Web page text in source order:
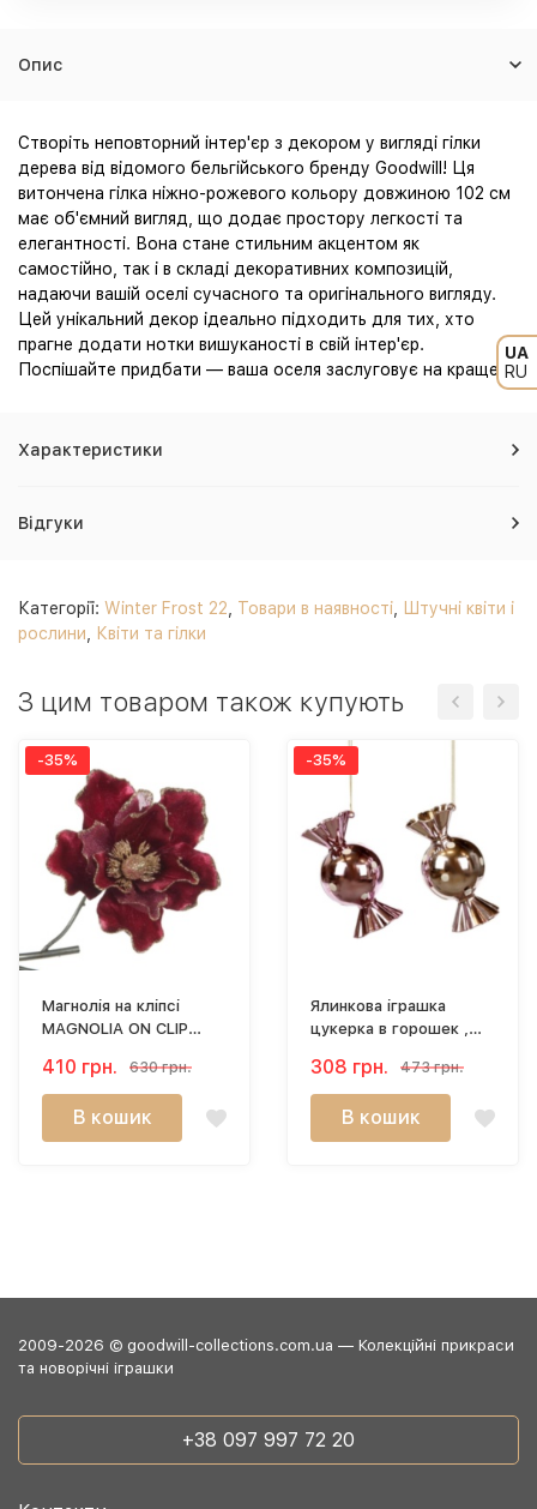
UA
RU
Опис
Створіть неповторний інтер'єр з декором у вигляді гілки
дерева від відомого бельгійського бренду Goodwill! Ця
витончена гілка ніжно-рожевого кольору довжиною 102 см
має об'ємний вигляд, що додає простору легкості та
елегантності. Вона стане стильним акцентом як
самостійно, так і в складі декоративних композицій,
надаючи вашій оселі сучасного та оригінального вигляду.
Цей унікальний декор ідеально підходить для тих, хто
прагне додати нотки вишуканості в свій інтер'єр.
Поспішайте придбати — ваша оселя заслуговує на краще!
Характеристики
Відгуки
Категорії: Winter Frost 22 Товари в наявності
Штучні квіти і
рослини
Квіти та гілки
З цим товаром також купують
-35%
Магнолія на кліпсі
MAGNOLIA ON CLIP
410 грн. 630 грн.
В кошик
-35%
Ялинкова іграшка
цукерка в горошек ,
52410
308 грн. 473 грн.
В кошик
2009-2026 © goodwill-collections.com.ua — Колекційні прикраси
та новорічні іграшки
+38 097 997 72 20